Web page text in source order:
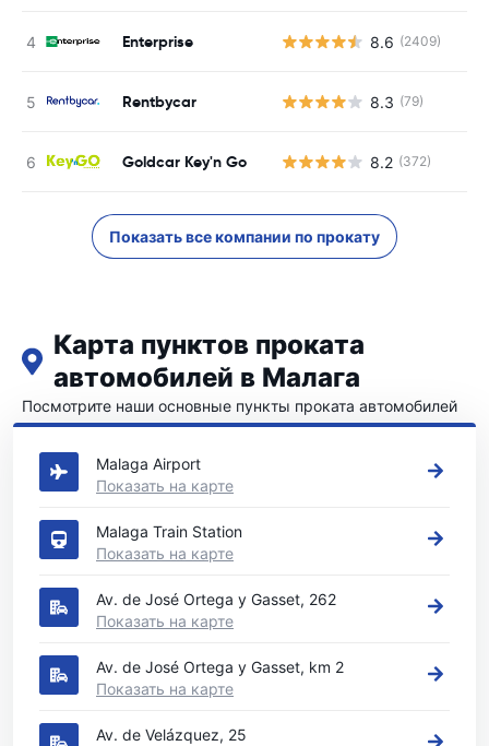
Enterprise 8.6 (2409)
Rentbycar 8.3 (79)
Goldcar Key'n Go 8.2 (372)
Показать все компании по прокату
Карта пунктов проката
автомобилей в Малага
Посмотрите наши основные пункты проката автомобилей
в Малага
Malaga Airport
Показать на карте
Malaga Train Station
Показать на карте
Av. de José Ortega y Gasset, 262
Показать на карте
Av. de José Ortega y Gasset, km 2
Показать на карте
Av. de Velázquez, 25